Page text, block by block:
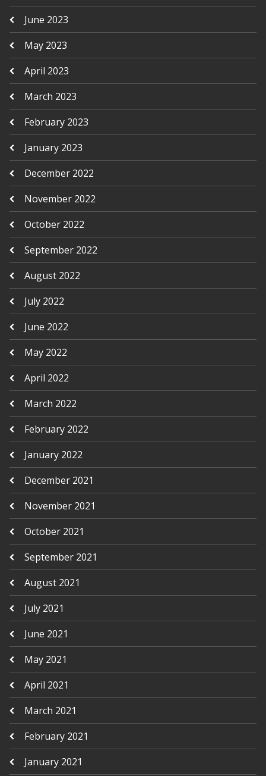
June 2023
May 2023
April 2023
March 2023
February 2023
January 2023
December 2022
November 2022
October 2022
September 2022
August 2022
July 2022
June 2022
May 2022
April 2022
March 2022
February 2022
January 2022
December 2021
November 2021
October 2021
September 2021
August 2021
July 2021
June 2021
May 2021
April 2021
March 2021
February 2021
January 2021